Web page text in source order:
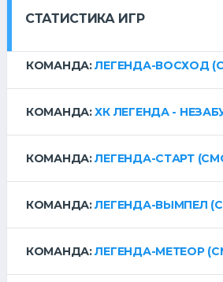
СТАТИСТИКА ИГР
КОМАНДА:ЛЕГЕНДА-ВОСХОД
КОМАНДА:ХК ЛЕГЕНДА -
КОМАНДА:ЛЕГЕНДА-СТАРТ
КОМАНДА:ЛЕГЕНДА-ВЫМПЕЛ
КОМАНДА:ЛЕГЕНДА-МЕТЕОР